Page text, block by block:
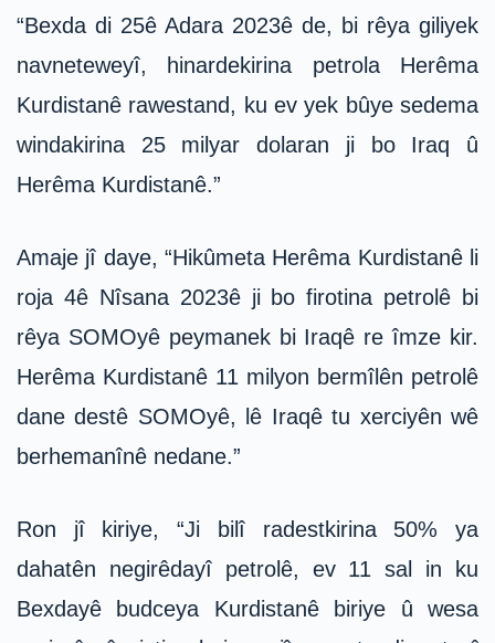
“Bexda di 25ê Adara 2023ê de, bi rêya giliyek
navneteweyî, hinardekirina petrola Herêma
Kurdistanê rawestand, ku ev yek bûye sedema
windakirina 25 milyar dolaran ji bo Iraq û
Herêma Kurdistanê.”
Amaje jî daye, “Hikûmeta Herêma Kurdistanê li
roja 4ê Nîsana 2023ê ji bo firotina petrolê bi
rêya SOMOyê peymanek bi Iraqê re îmze kir.
Herêma Kurdistanê 11 milyon bermîlên petrolê
dane destê SOMOyê, lê Iraqê tu xerciyên wê
berhemanînê nedane.”
Ron jî kiriye, “Ji bilî radestkirina 50% ya
dahatên negirêdayî petrolê, ev 11 sal in ku
Bexdayê budceya Kurdistanê biriye û wesa